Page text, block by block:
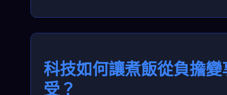
科技如何讓煮飯從負擔變
受？